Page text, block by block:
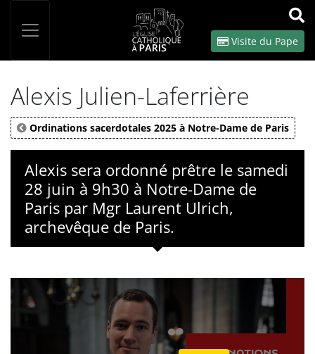
OK
Visite du Pape
Alexis Julien-Laferrière
Ordinations sacerdotales 2025 à Notre-Dame de Paris
Alexis sera ordonné prêtre le samedi
28 juin à 9h30 à Notre-Dame de
Paris par Mgr Laurent Ulrich,
archevêque de Paris.
Panneau de gestion des cookies